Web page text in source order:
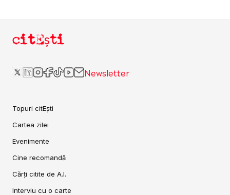
citEști
Newsletter
Topuri citEști
Cartea zilei
Evenimente
Cine recomandă
Cărți citite de A.I.
Interviu cu o carte